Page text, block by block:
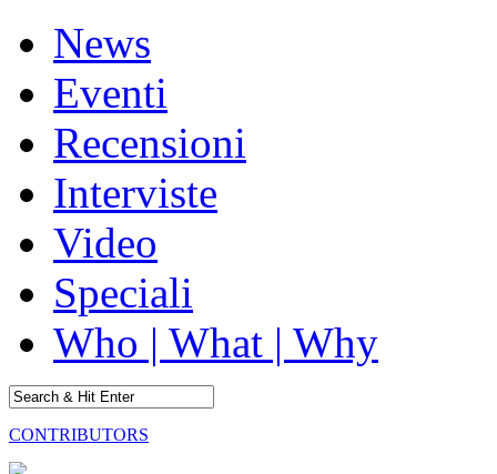
News
Eventi
Recensioni
Interviste
Video
Speciali
Who | What | Why
CONTRIBUTORS